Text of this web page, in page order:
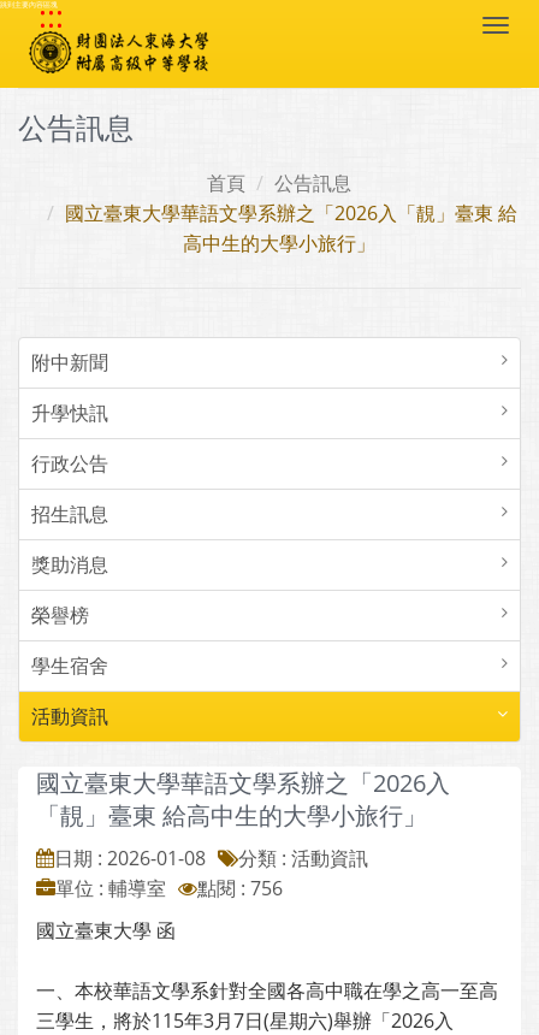
跳到主要內容區塊
:::
公告訊息
首頁
公告訊息
國立臺東大學華語文學系辦之「2026入「靚」臺東 給
高中生的大學小旅行」
附中新聞
升學快訊
行政公告
招生訊息
獎助消息
榮譽榜
學生宿舍
活動資訊
國立臺東大學華語文學系辦之「2026入
「靚」臺東 給高中生的大學小旅行」
日期 : 2026-01-08
分類 : 活動資訊
單位 : 輔導室
點閱 : 756
國立臺東大學 函
一、本校華語文學系針對全國各高中職在學之高一至高
三學生，將於115年3月7日(星期六)舉辦「2026入